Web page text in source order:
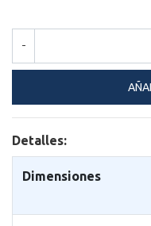
-
Detalles:
Dimensiones